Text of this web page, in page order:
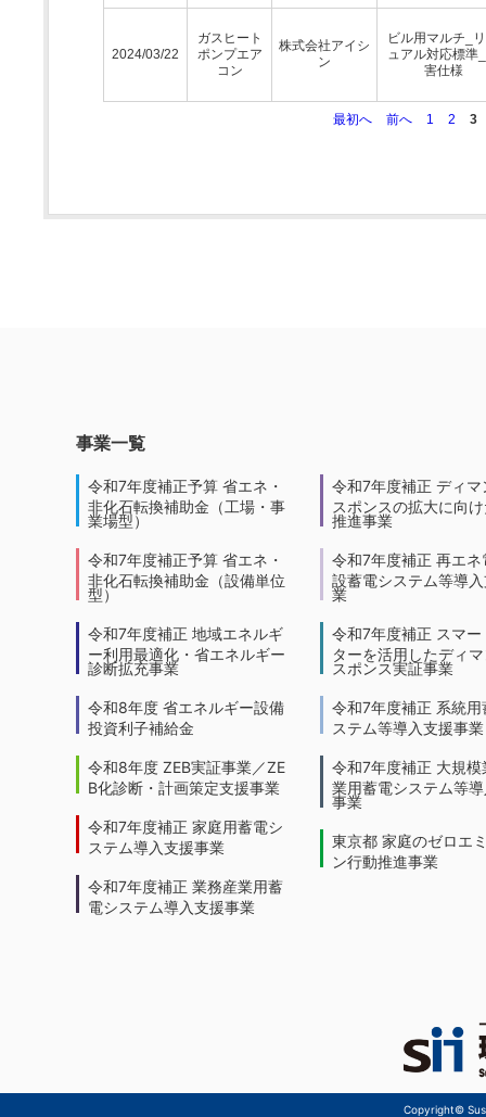
2024/03/22
ガスヒート
ポンプエア
コン
株式会社アイシ
ン
ビル用マルチ_
ュアル対応標準
害仕様
最初へ 前へ 1 2 3
事業一覧
令和7年度補正予算 省エネ・
非化石転換補助金（工場・事
業場型）
令和7年度補正予算 省エネ・
非化石転換補助金（設備単位
型）
令和7年度補正 地域エネルギ
ー利用最適化・省エネルギー
診断拡充事業
令和8年度 省エネルギー設備
投資利子補給金
令和8年度 ZEB実証事業／ZE
B化診断・計画策定支援事業
令和7年度補正 家庭用蓄電シ
ステム導入支援事業
令和7年度補正 業務産業用蓄
電システム導入支援事業
令和7年度補正 ディマ
スポンスの拡大に向
推進事業
令和7年度補正 再エネ
設蓄電システム等導
業
令和7年度補正 スマー
ターを活用したディ
スポンス実証事業
令和7年度補正 系統用
ステム等導入支援事業
令和7年度補正 大規模
業用蓄電システム等
事業
東京都 家庭のゼロエ
ン行動推進事業
Copyright©